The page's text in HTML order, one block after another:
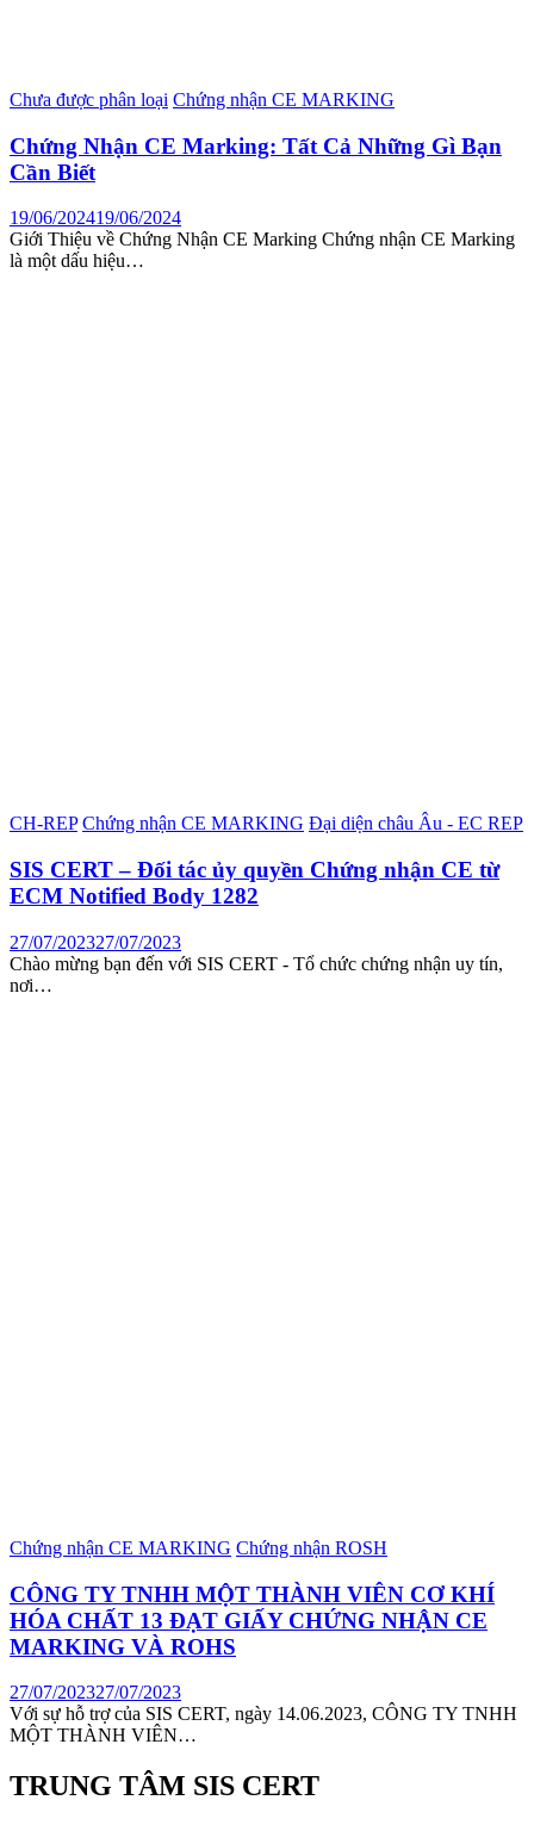
Chưa được phân loại Chứng nhận CE MARKING
Chứng Nhận CE Marking: Tất Cả Những Gì Bạn
Cần Biết
19/06/202419/06/2024
Giới Thiệu về Chứng Nhận CE Marking Chứng nhận CE Marking
là một dấu hiệu…
CH-REP Chứng nhận CE MARKING Đại diện châu Âu - EC REP
SIS CERT – Đối tác ủy quyền Chứng nhận CE từ
ECM Notified Body 1282
27/07/202327/07/2023
Chào mừng bạn đến với SIS CERT - Tổ chức chứng nhận uy tín,
nơi…
Chứng nhận CE MARKING Chứng nhận ROSH
CÔNG TY TNHH MỘT THÀNH VIÊN CƠ KHÍ
HÓA CHẤT 13 ĐẠT GIẤY CHỨNG NHẬN CE
MARKING VÀ ROHS
27/07/202327/07/2023
Với sự hỗ trợ của SIS CERT, ngày 14.06.2023, CÔNG TY TNHH
MỘT THÀNH VIÊN…
TRUNG TÂM SIS CERT